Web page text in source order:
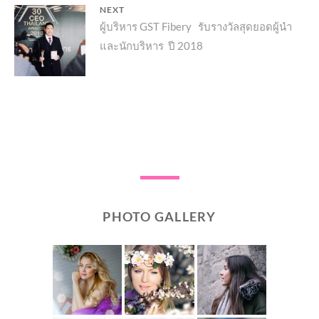
NEXT
Next
post:
ผู้บริหาร GST Fibery รับรางวัลสุดยอดผู้นำ
และนักบริหาร ปี 2018
PHOTO GALLERY